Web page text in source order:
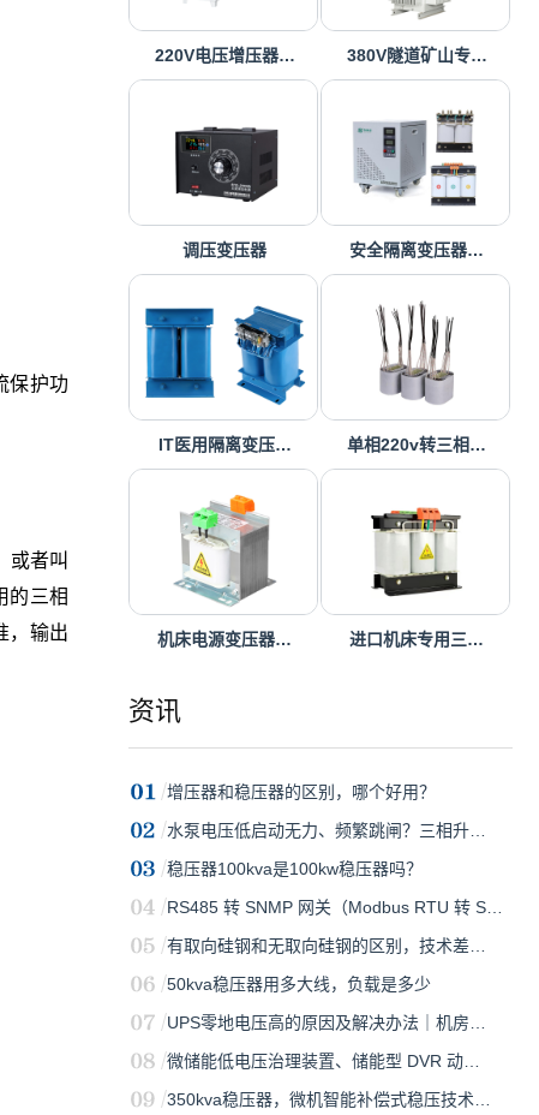
220V电压增压器… 380V隧道矿山专…
调压变压器 安全隔离变压器…
IT医用隔离变压… 单相220v转三相…
机床电源变压器… 进口机床专用三…
资讯
增压器和稳压器的区别，哪个好用？
水泵电压低启动无力、频繁跳闸？三相升…
稳压器100kva是100kw稳压器吗？
RS485 转 SNMP 网关（Modbus RTU 转 S…
有取向硅钢和无取向硅钢的区别，技术差…
50kva稳压器用多大线，负载是多少
UPS零地电压高的原因及解决办法｜机房…
微储能低电压治理装置、储能型 DVR 动…
350kva稳压器，微机智能补偿式稳压技术…
保护功
或者叫
的三相
，输出